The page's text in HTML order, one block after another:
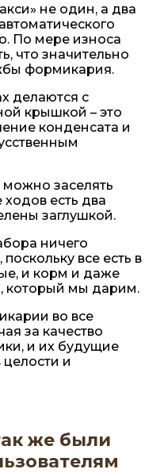
не один, а два
По мере износа
что значительно
формикария.
делаются с
крышкой – это
конденсата и
заселять
ходов есть два
заглушкой.
ничего
все есть в
и корм и даже
который мы дарим.
во все
за качество
и их будущие
и
же были